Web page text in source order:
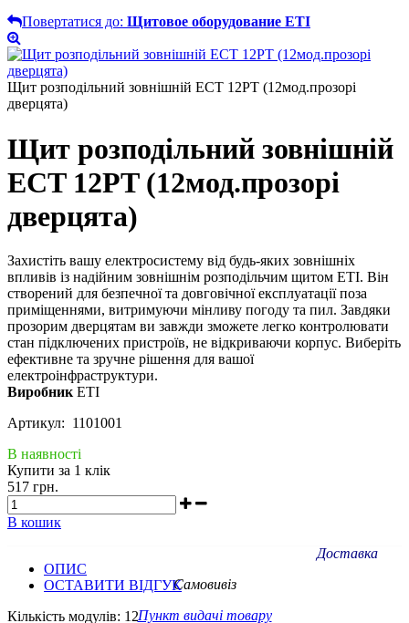
Повертатися до: Щитовое оборудование ETI
Щит розподільний зовнішній ECT 12PT (12мод.прозорі
дверцята)
Щит розподільний зовнішній
ECT 12PT (12мод.прозорі
дверцята)
Захистіть вашу електросистему від будь-яких зовнішніх
впливів із надійним зовнішнім розподільчим щитом ETI. Він
створений для безпечної та довговічної експлуатації поза
приміщеннями, витримуючи мінливу погоду та пил. Завдяки
прозорим дверцятам ви завжди зможете легко контролювати
стан підключених пристроїв, не відкриваючи корпус. Виберіть
ефективне та зручне рішення для вашої
електроінфраструктури.
Виробник ETI
Артикул: 1101001
В наявності
Купити за 1 клiк
517 грн.
В кошик
Доставка
Самовивіз
Пункт видачі товару
ОПИС
ОСТАВИТИ ВІДГУК
Кількість модулів: 12